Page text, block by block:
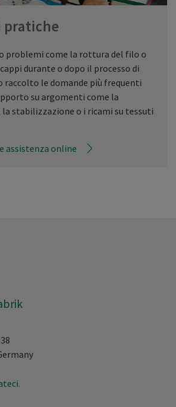
pratiche
problemi come la rottura del filo o
durante o dopo il processo di
raccolto le domande più frequenti
su argomenti come la
stabilizzazione o i ricami su tessuti
assistenza online